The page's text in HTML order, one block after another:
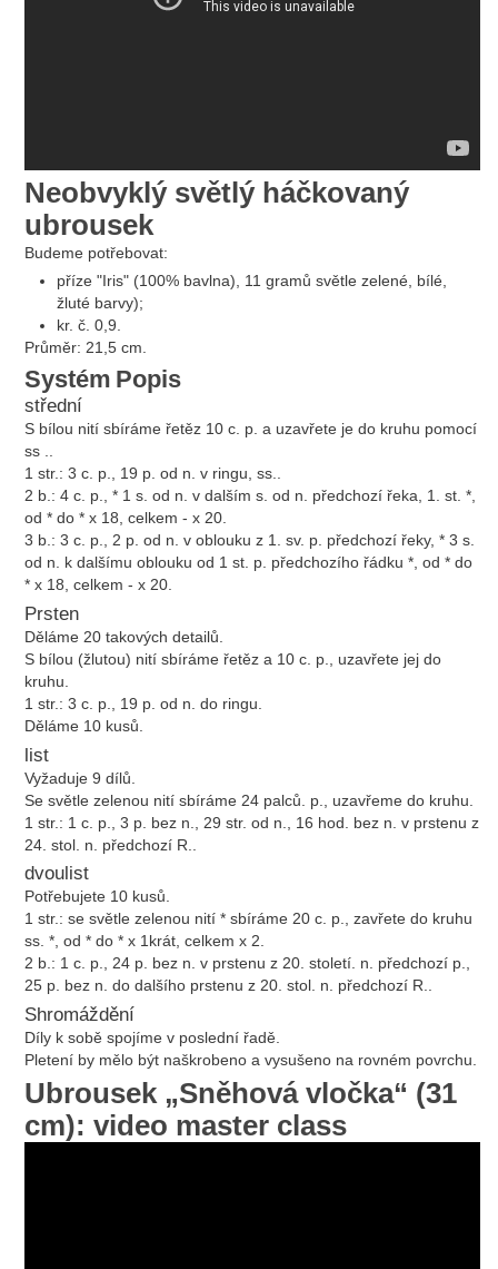
Neobvyklý světlý háčkovaný
ubrousek
Budeme potřebovat:
příze "Iris" (100% bavlna), 11 gramů světle zelené, bílé,
žluté barvy);
kr. č. 0,9.
Průměr: 21,5 cm.
Systém Popis
střední
S bílou nití sbíráme řetěz 10 c. p. a uzavřete je do kruhu pomocí
ss ..
1 str.: 3 c. p., 19 p. od n. v ringu, ss..
2 b.: 4 c. p., * 1 s. od n. v dalším s. od n. předchozí řeka, 1. st. *,
od * do * x 18, celkem - x 20.
3 b.: 3 c. p., 2 p. od n. v oblouku z 1. sv. p. předchozí řeky, * 3 s.
od n. k dalšímu oblouku od 1 st. p. předchozího řádku *, od * do
* x 18, celkem - x 20.
Prsten
Děláme 20 takových detailů.
S bílou (žlutou) nití sbíráme řetěz a 10 c. p., uzavřete jej do
kruhu.
1 str.: 3 c. p., 19 p. od n. do ringu.
Děláme 10 kusů.
list
Vyžaduje 9 dílů.
Se světle zelenou nití sbíráme 24 palců. p., uzavřeme do kruhu.
1 str.: 1 c. p., 3 p. bez n., 29 str. od n., 16 hod. bez n. v prstenu z
24. stol. n. předchozí R..
dvoulist
Potřebujete 10 kusů.
1 str.: se světle zelenou nití * sbíráme 20 c. p., zavřete do kruhu
ss. *, od * do * x 1krát, celkem x 2.
2 b.: 1 c. p., 24 p. bez n. v prstenu z 20. století. n. předchozí p.,
25 p. bez n. do dalšího prstenu z 20. stol. n. předchozí R..
Shromáždění
Díly k sobě spojíme v poslední řadě.
Pletení by mělo být naškrobeno a vysušeno na rovném povrchu.
Ubrousek „Sněhová vločka“ (31
cm): video master class